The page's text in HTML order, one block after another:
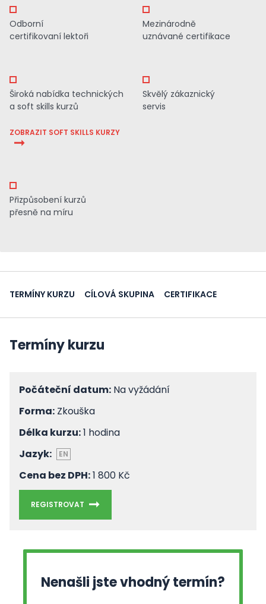
Odborní
certifikovaní lektoři
Mezinárodně
uznávané certifikace
Široká nabídka technických
a soft skills kurzů
ZOBRAZIT SOFT SKILLS KURZY
Skvělý zákaznický
servis
Přizpůsobení kurzů
přesně na míru
TERMÍNY KURZU CÍLOVÁ SKUPINA CERTIFIKACE
Termíny kurzu
Počáteční datum: Na vyžádání
Forma: Zkouška
Délka kurzu:1 hodina
Jazyk:
EN
Cena bez DPH:1 800 Kč
REGISTROVAT
Nenašli jste vhodný termín?